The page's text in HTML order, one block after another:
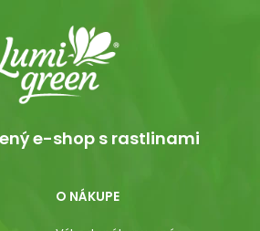
e-shop s rastlinami
O NÁKUPE